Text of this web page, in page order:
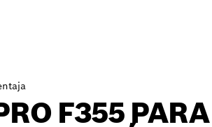
F355 PARA